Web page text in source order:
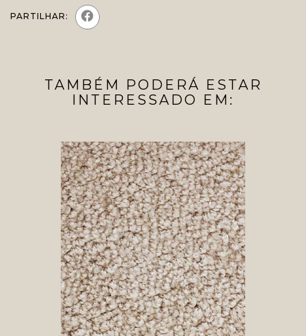
PARTILHAR:
TAMBÉM PODERÁ ESTAR
INTERESSADO EM: